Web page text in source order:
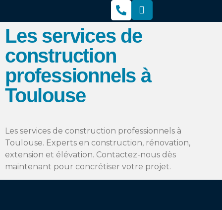
Les services de
construction
professionnels à
Toulouse
Les services de construction professionnels à
Toulouse. Experts en construction, rénovation,
extension et élévation. Contactez-nous dès
maintenant pour concrétiser votre projet.